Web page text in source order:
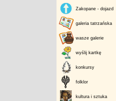
Zakopane - dojazd
galeria tatrzańska
wasze galerie
wyślij kartkę
konkursy
folklor
kultura i sztuka